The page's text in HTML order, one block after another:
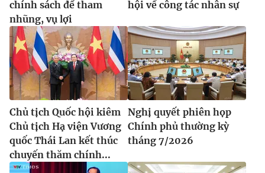
chính sách để tham
nhũng, vụ lợi
hội về công tác nhân sự
Chủ tịch Quốc hội kiêm
Chủ tịch Hạ viện Vương
quốc Thái Lan kết thúc
chuyến thăm chính...
Nghị quyết phiên họp
Chính phủ thường kỳ
tháng 7/2026